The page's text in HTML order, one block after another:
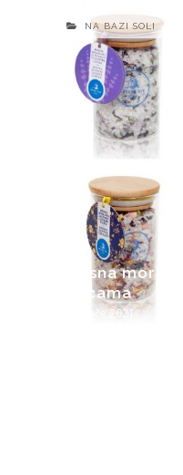
5. veljače 2021.
Mirisna
laticama
NA BAZI SOLI